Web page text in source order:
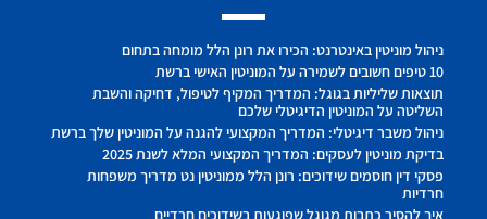
ניהול מוניטין באינטרנט: הכירו את רונן הלל מומחה בתחום
10 טיפים חשובים לשמירה על המוניטין האישי ברשת
תוצאות שליליות בגוגל: המדריך המקיף לטיפול, דחיקה והשבת
השליטה על המוניטין הדיגיטלי שלכם
ניהול משבר דיגיטלי: המדריך המקצועי להגנה על המוניטין שלך ברשת
בדיקת מוניטין לעסקים: המדריך המקצועי המלא לשנת 2025
פסקי דין חוסמים שידוכים: רונן הלל ממוניטין נט מדריך משפחות
חרדיות
איך להסיר כתבות מגוגל שפוגעות בשידוכים חרדיים